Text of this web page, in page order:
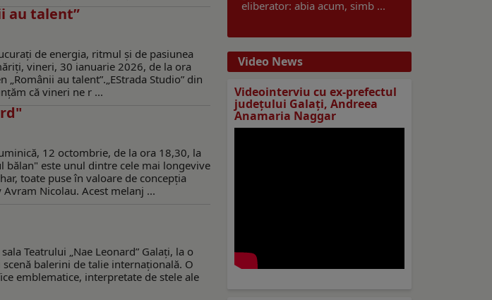
au talent”
de energia, ritmul şi de pasiunea
vineri, 30 ianuarie 2026, de la ora
au talent”.„EStrada Studio” din
că vineri ne r ...
12 octombrie, de la ora 18,30, la
bălan" este unul dintre cele mai longevive
toate puse în valoare de concepția
Nicolau. Acest melanj ...
Teatrului „Nae Leonard” Galați, la o
balerini de talie internațională. O
emblematice, interpretate de stele ale
eliberator: abia acum, simb ...
Video News
Videointerviu cu ex-prefectul
judeţului Galaţi, Andreea
Anamaria Naggar